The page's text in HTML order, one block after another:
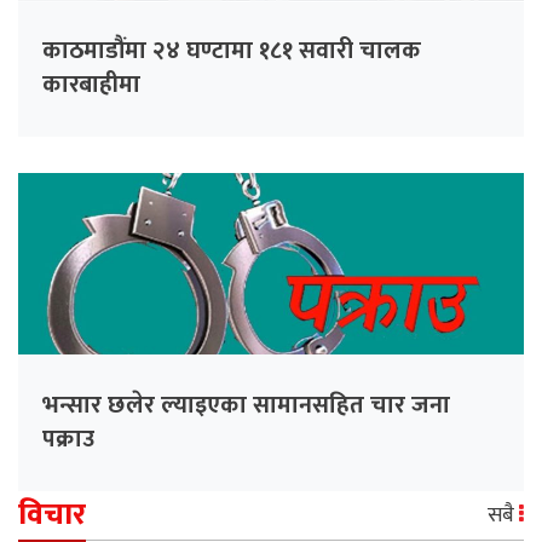
काठमाडौंमा २४ घण्टामा १८१ सवारी चालक
कारबाहीमा
भन्सार छलेर ल्याइएका सामानसहित चार जना
पक्राउ
विचार सबै